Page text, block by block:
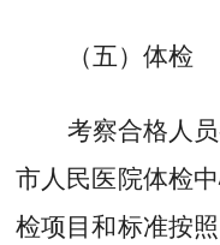
（五）体检
考察合格人
市人民医院体检
检项目和标准按